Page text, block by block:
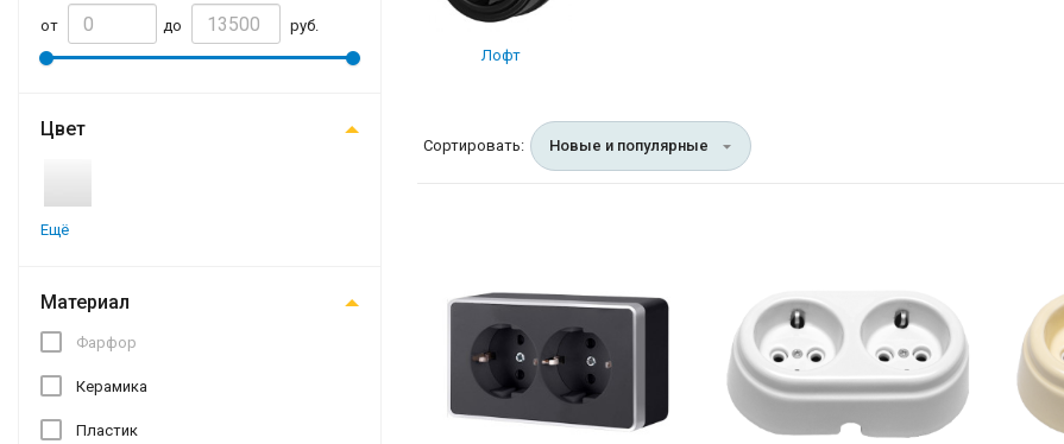
от до руб.
Цвет
Ещё
Материал
Фарфор
Керамика
Пластик
Лофт
Сортировать: Новые и популярные